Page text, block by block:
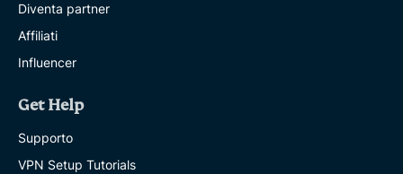
Diventa partner
Affiliati
Influencer
Get Help
Supporto
VPN Setup Tutorials